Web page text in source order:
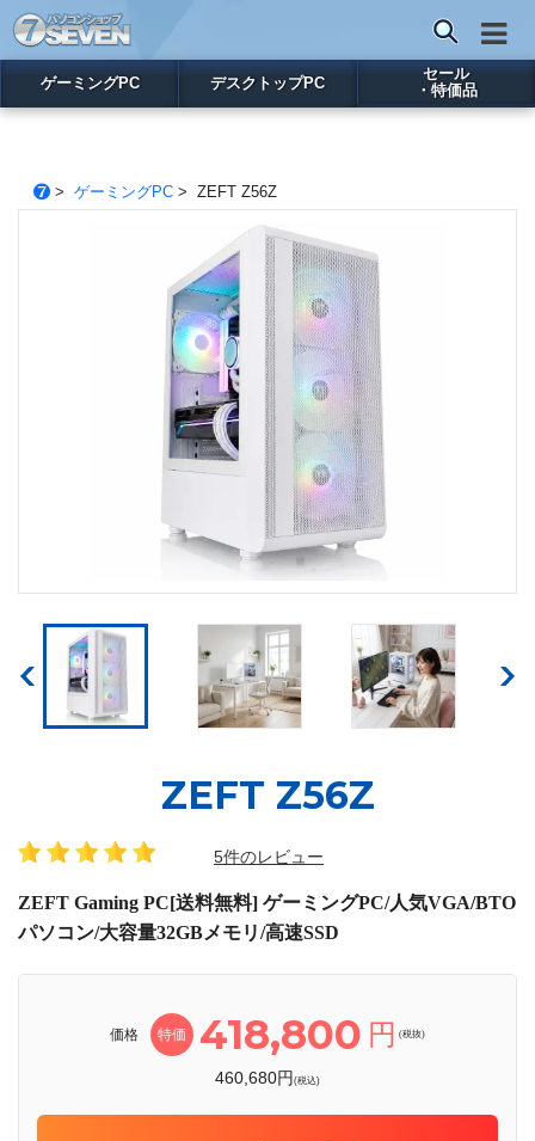
ゲーミングPC デスクトップPC
セール
・特価品
> ゲーミングPC> ZEFT Z56Z
ZEFT Z56Z
5件のレビュー
ZEFT Gaming PC[送料無料] ゲーミングPC/人気VGA/BTO
パソコン/大容量32GBメモリ/高速SSD
価格 特価 418,800 円 (税抜)
460,680円(税込)